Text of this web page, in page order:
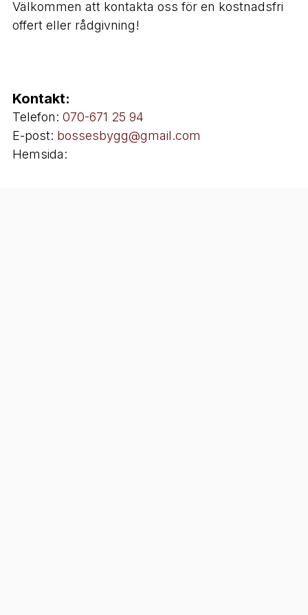
Välkommen att kontakta oss för en kostnadsfri
offert eller rådgivning!
Kontakt:
Telefon: 070-671 25 94
E-post: bossesbygg@gmail.com
Hemsida: